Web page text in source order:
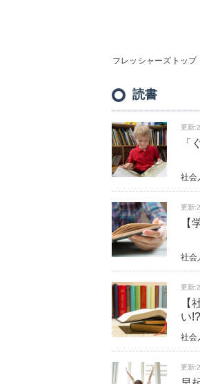
フレッシャーズトップ
読書
更新
「
社会
更新
【
社会
更新
【
い!?
社会
更新